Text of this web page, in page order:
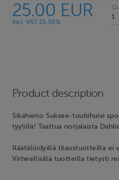
25.00 EUR
Incl. VAT 25.50%
Product description
Sikahieno Suksee-tuubihuivi
tyylillä! Taattua norjalaista
Räätälöidyillä tilaustuotteilla ei
Virheellisillä tuotteilla tietysti